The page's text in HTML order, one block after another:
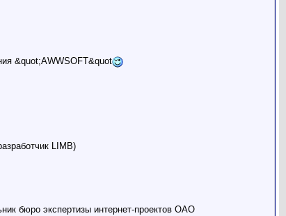
&quot;AWWSOFT&quot
LIMB)
бюро экспертизы интернет-проектов ОАО